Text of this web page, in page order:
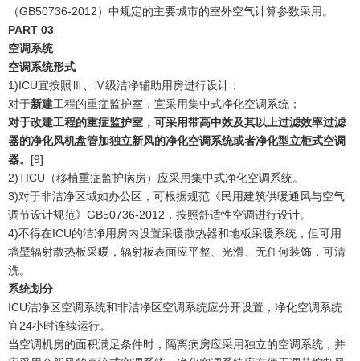
（GB50736-2012）中规定的主要城市的室外空气计算参数采用。
PART 03
空调系统
空调系统形式
1)ICU宜按照Ⅲ、Ⅳ级洁净辅助用房进行设计：
对于新建工程的重症监护室，宜采用集中式净化空调系统；
对于改建工程的重症监护室，可采用带高中效及其以上过滤效率过滤
器的净化风机盘管加独立新风的净化空调系统或者净化型立柜式空调
器。 [9]
2)TICU（移植重症监护病房）应采用集中式净化空调系统。
3)对于非洁净区域如办公区，可根据规范《民用建筑供暖通风与空气
调节设计规范》GB50736-2012，按照舒适性空调进行设计。
4)不得在ICU的洁净用房内设置采暖散热器和地板采暖系统，但可用
墙壁辐射散热板采暖，辐射板表面应平整、光滑、无任何装饰，可清
洗。
系统划分
ICU洁净区空调系统和非洁净区空调系统应分开设置，净化空调系统
宜24小时连续运行。
当空调机房的面积满足条件时，隔离病房应采用独立的空调系统，并